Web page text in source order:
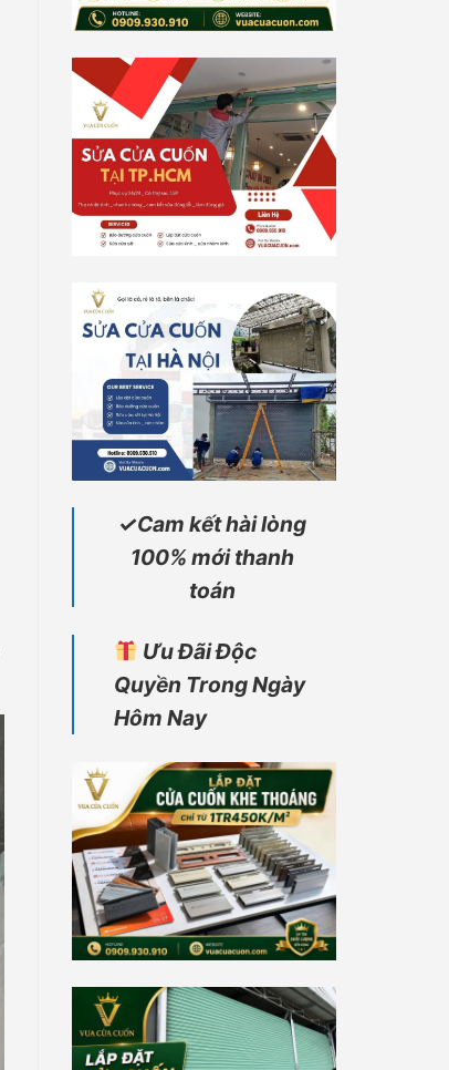
✓Cam kết hài lòng
100% mới thanh
toán
Ưu Đãi Độc
Quyền Trong Ngày
Hôm Nay